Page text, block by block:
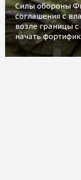
Силы обороны
соглашения с
возле границы
начать